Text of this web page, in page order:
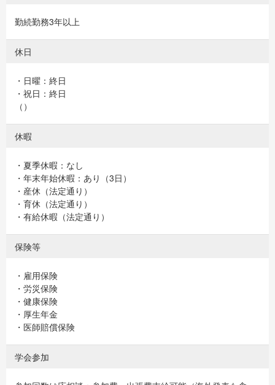
勤続勤務3年以上
休日
・日曜：終日
・祝日：終日
（）
休暇
・夏季休暇：なし
・年末年始休暇：あり（3日）
・産休（法定通り）
・育休（法定通り）
・有給休暇（法定通り）
保険等
・雇用保険
・労災保険
・健康保険
・厚生年金
・医師賠償保険
学会参加